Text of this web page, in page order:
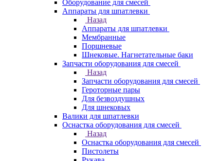
Оборудование для смесей
Аппараты для шпатлевки
Назад
Аппараты для шпатлевки
Мембранные
Поршневые
Шнековые. Нагнетательные баки
Запчасти оборудования для смесей
Назад
Запчасти оборудования для смесей
Героторные пары
Для безвоздушных
Для шнековых
Валики для шпатлевки
Оснастка оборудования для смесей
Назад
Оснастка оборудования для смесей
Пистолеты